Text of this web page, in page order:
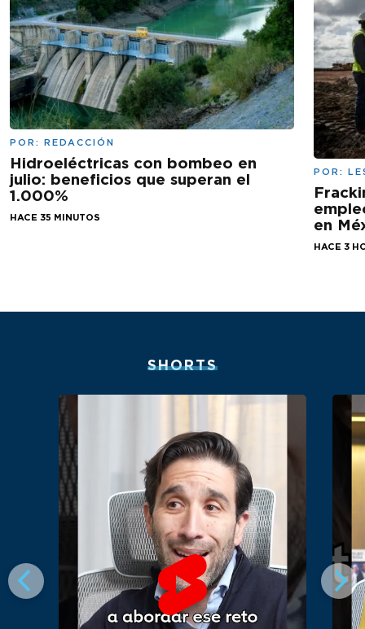
POR: REDACCIÓN
Hidroeléctricas con bombeo en
julio: beneficios que superan el
1.000%
HACE 35 MINUTOS
POR:
en
HACE 3
SHORTS